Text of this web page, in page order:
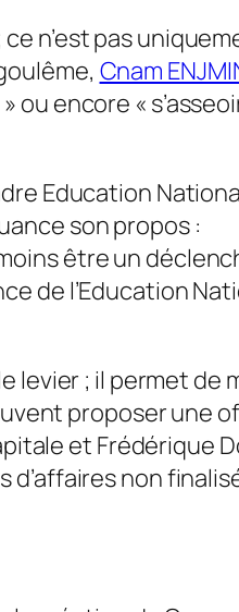
n’est pas
Cnam
» ou encore «
Education
son propos :
être un
de l’Education
levier ; il permet
proposer une
et Frédérique
non